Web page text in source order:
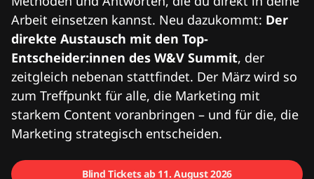
Arbeit einsetzen kannst. Neu dazukommt: Der
direkte Austausch mit den Top-
Entscheider:innen des W&V Summit, der
zeitgleich nebenan stattfindet. Der März wird so
zum Treffpunkt für alle, die Marketing mit
starkem Content voranbringen – und für die, die
Marketing strategisch entscheiden.
Blind Tickets ab 11. August 2026